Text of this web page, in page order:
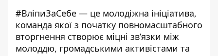
#ВліпиЗаСебе — це молодіжна ініціатива,
команда якої з початку повномасштабного
вторгнення створює міцні зв’язки між
молоддю, громадськими активістами та